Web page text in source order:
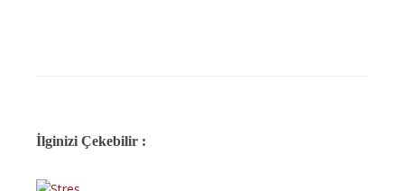
İlginizi Çekebilir :